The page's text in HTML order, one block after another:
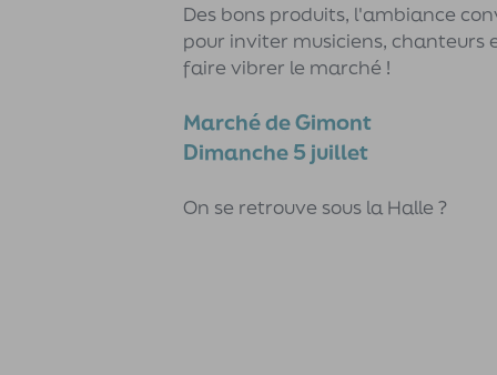
Des bons produits, l'ambiance
pour inviter musiciens,
faire vibrer le marché !
Marché de Gimont
Dimanche 5 juillet
On se retrouve sous la Halle ?